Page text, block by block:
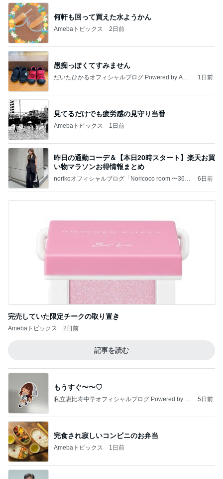
何軒も回って買えた水ようかん
Amebaトピックス 2日前
愚痴っぽくてすみません
だいたひかるオフィシャルブログ Powered by Ame
1日前
見てるだけでも疲労感の見守り当番
Amebaトピックス 1日前
昨日の通勤コーデ＆【本日20時スタート】楽天お買
い物マラソンお得情報まとめ
norikoオフィシャルブログ「Noricoco room 〜365
6日前
完売していた限定チークの取り置き
Amebaトピックス 2日前
記事を読む
もうすぐ〜〜♡
私立恵比寿中学オフィシャルブログ Powered by A
5日前
完食され寂しいコンビニのお弁当
Amebaトピックス 1日前